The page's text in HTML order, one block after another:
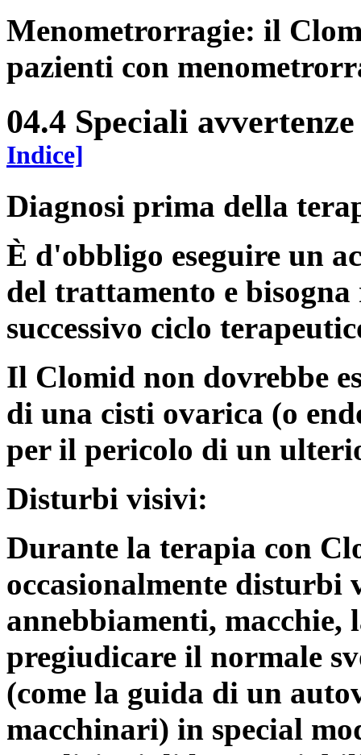
Menometrorragie: il
pazienti con
04.4 Speciali
Indice]
Diagnosi prima della
È d'obbligo eseguire un
del trattamento e
successivo ciclo
Il Clomid non dovrebbe
di una cisti ovarica (o
per il pericolo di un
Disturbi visivi:
Durante la terapia con
occasionalmente
annebbiamenti, macchie,
pregiudicare il normale
(come la guida di un
macchinari) in special